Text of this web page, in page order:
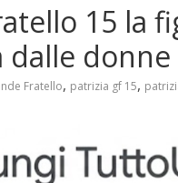
15 la
dalle donne
Fratello, patrizia gf 15,